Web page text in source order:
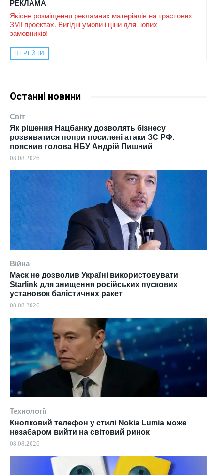
РЕКЛАМА
Якісне розміщення рекламних матеріалів на трастових
ЗМІ проектах. Вигідні умови і ціни для нових
замовників!
ПЕРЕЙТИ
Останні новини
Світ
Як рішення Нацбанку дозволять бізнесу
розвиватися попри посилені атаки ЗС РФ:
пояснив голова НБУ Андрій Пишний
08.08.2026
Війна
Маск не дозволив Україні використовувати
Starlink для знищення російських пускових
установок балістичних ракет
08.08.2026
Технології
Кнопковий телефон у стилі Nokia Lumia може
незабаром вийти на світовий ринок
08.08.2026